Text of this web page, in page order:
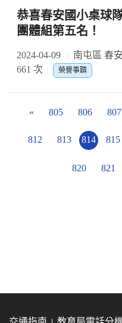
恭喜春安國小桌球
團體組第五名！
2024-04-09 南屯區 春
661 次
榮譽事蹟
« 805 806 807
812 813 814 815
820 821